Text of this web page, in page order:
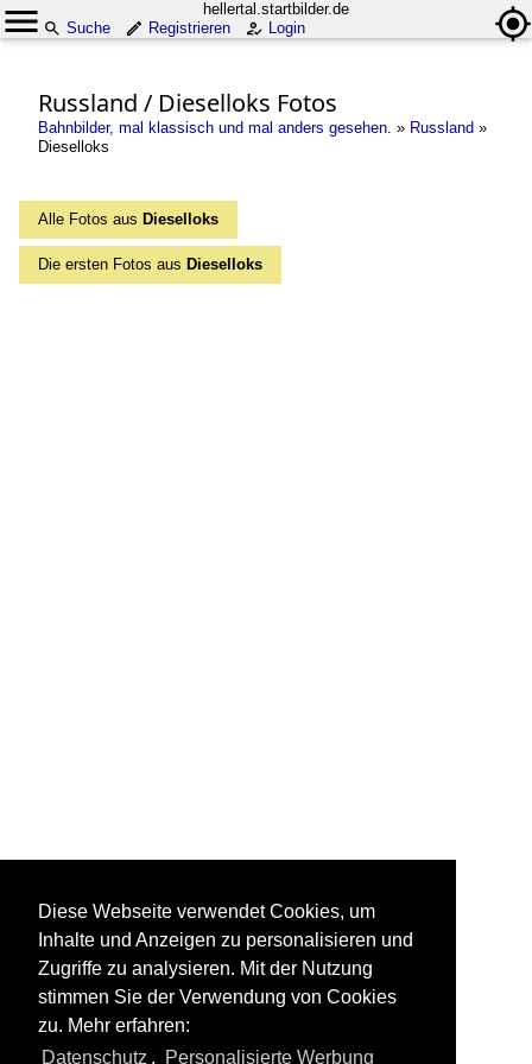
hellertal.startbilder.de
Suche
Registrieren Login
Russland / Dieselloks Fotos
Bahnbilder, mal klassisch und mal anders gesehen. » Russland »
Dieselloks
Alle Fotos aus Dieselloks
Die ersten Fotos aus Dieselloks
Alle Fotos aus Dieselloks
Diese Webseite verwendet Cookies, um
Inhalte und Anzeigen zu personalisieren und
Zugriffe zu analysieren. Mit der Nutzung
stimmen Sie der Verwendung von Cookies
zu. Mehr erfahren:
Datenschutz , Personalisierte Werbung